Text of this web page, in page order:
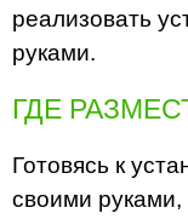
реализовать
руками.
ГДЕ
Готовясь к
своими руками,